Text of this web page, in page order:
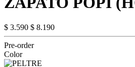
$ 3.590 $ 8.190
Pre-order
Color